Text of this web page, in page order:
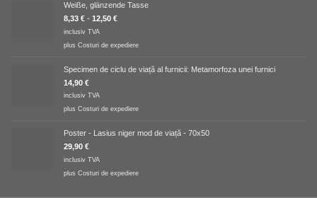
Weiße, glänzende Tasse
8,33 € - 12,50 €
inclusiv TVA
plus Costuri de expediere
Specimen de ciclu de viață al furnicii: Metamorfoza unei furnici
14,90 €
inclusiv TVA
plus Costuri de expediere
Poster - Lasius niger mod de viață - 70x50
29,90 €
inclusiv TVA
plus Costuri de expediere